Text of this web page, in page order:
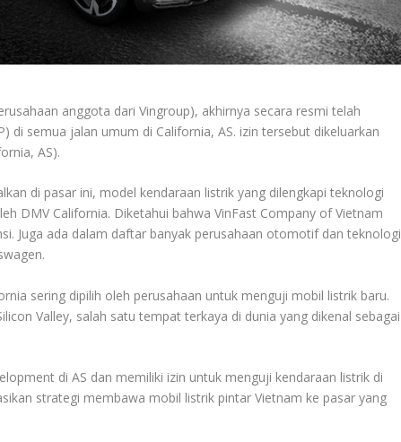
anggota dari Vingroup), akhirnya secara resmi telah
di semua jalan umum di California, AS. izin tersebut dikeluarkan
AS).
di pasar ini, model kendaraan listrik yang dilengkapi teknologi
DMV California. Diketahui bahwa VinFast Company of Vietnam
Juga ada dalam daftar banyak perusahaan otomotif dan teknologi
sering dipilih oleh perusahaan untuk menguji mobil listrik baru.
Valley, salah satu tempat terkaya di dunia yang dikenal sebagai
di AS dan memiliki izin untuk menguji kendaraan listrik di
strategi membawa mobil listrik pintar Vietnam ke pasar yang